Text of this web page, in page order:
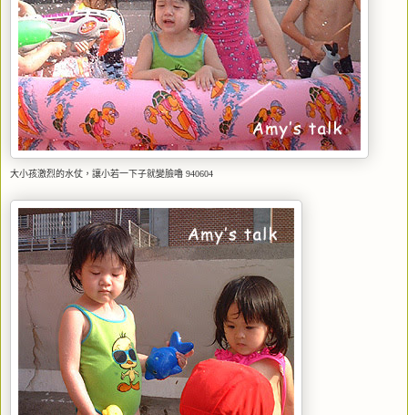
大小孩激烈的水仗，讓小若一下子就變臉嚕 940604